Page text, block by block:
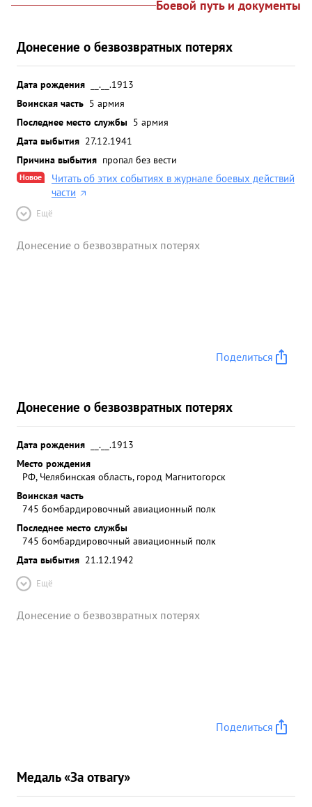
Боевой путь и документы
Донесение о безвозвратных потерях
Дата рождения
__.__.1913
Воинская часть 5 армия
Последнее место службы 5 армия
Дата выбытия 27.12.1941
Причина выбытия пропал без вести
Новое
Читать об этих событиях в журнале боевых действий
части
Ещё
Донесение о безвозвратных потерях
Поделиться
Донесение о безвозвратных потерях
Дата рождения
__.__.1913
Место рождения
РФ, Челябинская область, город Магнитогорск
Воинская часть
745 бомбардировочный авиационный полк
Последнее место службы
745 бомбардировочный авиационный полк
Дата выбытия 21.12.1942
Ещё
Донесение о безвозвратных потерях
Поделиться
Медаль «За отвагу»